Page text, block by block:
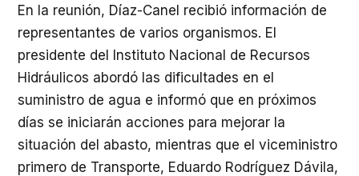
En la reunión, Díaz-Canel recibió información de
representantes de varios organismos. El
presidente del Instituto Nacional de Recursos
Hidráulicos abordó las dificultades en el
suministro de agua e informó que en próximos
días se iniciarán acciones para mejorar la
situación del abasto, mientras que el viceministro
primero de Transporte, Eduardo Rodríguez Dávila,